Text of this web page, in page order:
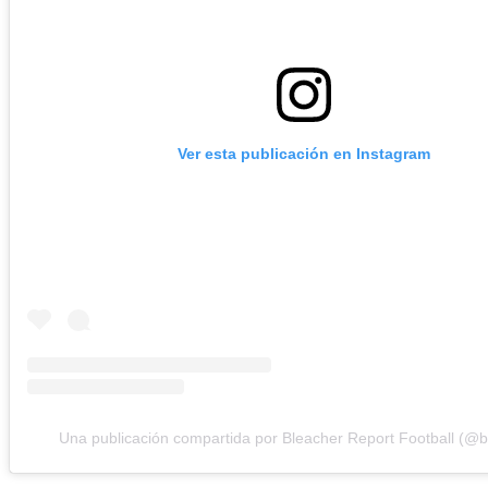
Ver esta publicación en Instagram
Una publicación compartida por Bleacher Report Football